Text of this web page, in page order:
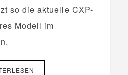
so die aktuelle CXP-
Modell im